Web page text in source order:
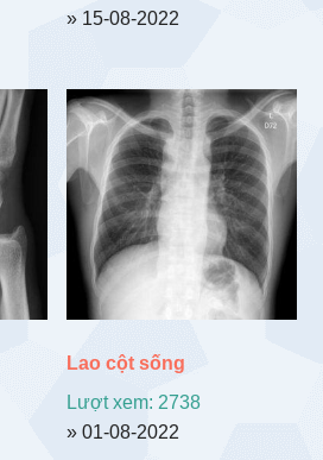
» 15-08-2022
Lao cột sống
Lượt xem: 2738
» 01-08-2022